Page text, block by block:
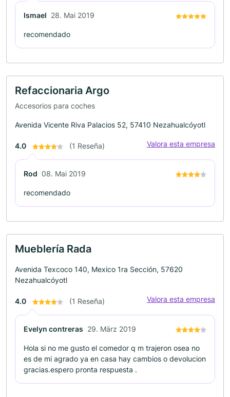
Ismael 28. Mai 2019
recomendado
Refaccionaria Argo
Accesorios para coches
Avenida Vicente Riva Palacios 52, 57410 Nezahualcóyotl
4.0 (1 Reseña) Valora esta empresa
Rod 08. Mai 2019
recomendado
Mueblería Rada
Avenida Texcoco 140, Mexico 1ra Sección, 57620
Nezahualcóyotl
4.0 (1 Reseña) Valora esta empresa
Evelyn contreras 29. März 2019
Hola si no me gusto el comedor q m trajeron osea no
es de mi agrado ya en casa hay cambios o devolucion
gracias.espero pronta respuesta .